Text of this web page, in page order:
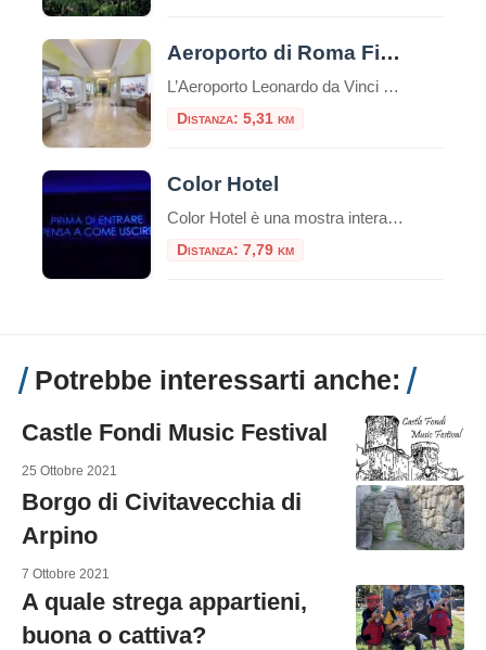
Aeroporto di Roma Fiumicino: esposte tre sculture etrusche di inestimabile valore
L’Aeroporto Leonardo da Vinci di Fiumicino aggiunge un nuovo tassello al suo percorso di valorizzazione culturale con l’inaugurazione dell’esposizione “Etruschi per l’eternità”, una mostra che celebra la raffinatezza della civiltà etrusca attraverso tre sculture provenienti dalle collezioni del Museo Nazionale Etrusco di Villa Giulia. Questo progetto rappresenta una straordinaria opportunità per migliaia di passeggeri, che possono immergersi […]
Distanza: 5,31 km
Color Hotel
Color Hotel è una mostra interattiva permanente composta da 11 sale tematiche che prende le sembianze di un hotel incantevole! Una sorprendente area interattiva permanente dedicata al gioco e al puro divertimento. E’ ospitato negli spazi di The Wow Side Shopping Centre (ex Parco Leonardo) a Fiumicino. Al confine tra realtà e sogno, questo spazio di 4.000 mq, custodisce al suo interno incredibili sorprese […]
Distanza: 7,79 km
Potrebbe interessarti anche:
Castle Fondi Music Festival
25 Ottobre 2021
Borgo di Civitavecchia di
Arpino
7 Ottobre 2021
A quale strega appartieni,
buona o cattiva?